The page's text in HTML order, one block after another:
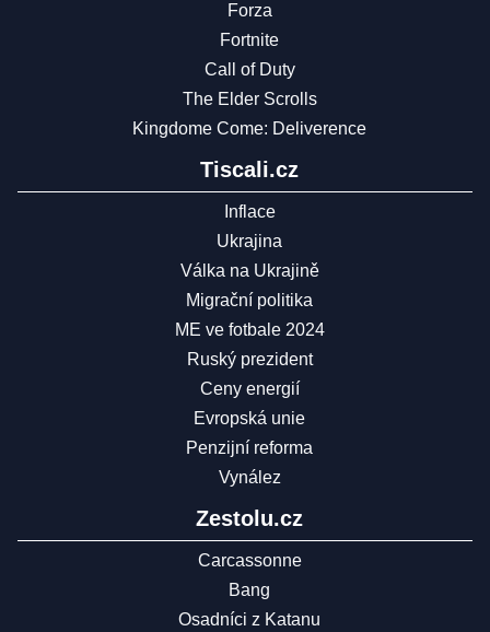
Forza
Fortnite
Call of Duty
The Elder Scrolls
Kingdome Come: Deliverence
Tiscali.cz
Inflace
Ukrajina
Válka na Ukrajině
Migrační politika
ME ve fotbale 2024
Ruský prezident
Ceny energií
Evropská unie
Penzijní reforma
Vynález
Zestolu.cz
Carcassonne
Bang
Osadníci z Katanu